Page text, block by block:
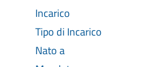
Incarico
Tipo di Incarico
Nato a